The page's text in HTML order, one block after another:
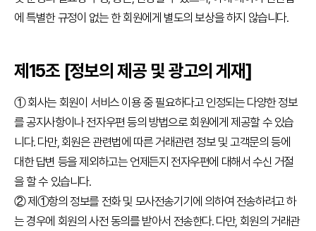
에 특별한 규정이 없는 한 회원에게 별도의 보상을 하지 않습니다.
제15조 [정보의 제공 및 광고의 게재]
① 회사는 회원이 서비스 이용 중 필요하다고 인정되는 다양한 정보
를 공지사항이나 전자우편 등의 방법으로 회원에게 제공할 수 있습
니다. 다만, 회원은 관련법에 따른 거래관련 정보 및 고객문의 등에
대한 답변 등을 제외하고는 언제든지 전자우편에 대해서 수신 거절
을 할 수 있습니다.
② 제①항의 정보를 전화 및 모사전송기기에 의하여 전송하려고 하
는 경우에 회원의 사전 동의를 받아서 전송한다. 다만, 회원의 거래관